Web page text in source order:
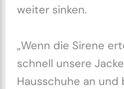
weiter sinken.
„Wenn die Sirene
schnell unsere
Hausschuhe an und